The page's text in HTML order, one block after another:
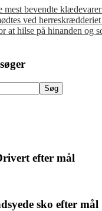
mest bevendte
ved
at hilse på hinanden og
efter mål
sko efter mål